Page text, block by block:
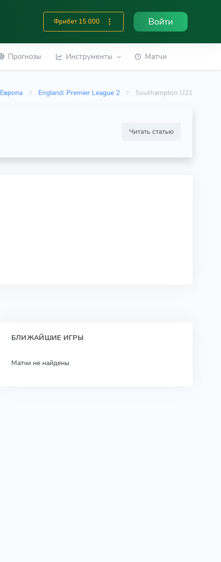
Фрибет 15 000 Войти
Прогнозы Инструменты Матчи
Европа England: Premier League 2 Southampton U21
Читать статью
БЛИЖАЙШИЕ ИГРЫ
Матчи не найдены